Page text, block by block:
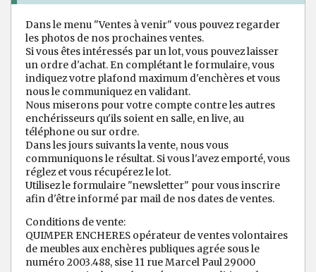
Dans le menu "Ventes à venir" vous pouvez regarder
les photos de nos prochaines ventes.
Si vous êtes intéressés par un lot, vous pouvez laisser
un ordre d'achat. En complétant le formulaire, vous
indiquez votre plafond maximum d'enchères et vous
nous le communiquez en validant.
Nous miserons pour votre compte contre les autres
enchérisseurs qu'ils soient en salle, en live, au
téléphone ou sur ordre.
Dans les jours suivants la vente, nous vous
communiquons le résultat. Si vous l'avez emporté, vous
réglez et vous récupérez le lot.
Utilisez le formulaire "newsletter" pour vous inscrire
afin d'être informé par mail de nos dates de ventes.
Conditions de vente:
QUIMPER ENCHERES opérateur de ventes volontaires
de meubles aux enchères publiques agrée sous le
numéro 2003.488, sise 11 rue Marcel Paul 29000